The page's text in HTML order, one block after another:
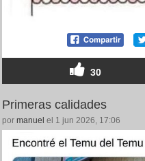
30
Primeras calidades
por manuel el 1 jun 2026, 17:06